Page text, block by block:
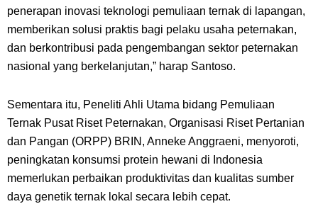
penerapan inovasi teknologi pemuliaan ternak di lapangan,
memberikan solusi praktis bagi pelaku usaha peternakan,
dan berkontribusi pada pengembangan sektor peternakan
nasional yang berkelanjutan,” harap Santoso.
Sementara itu, Peneliti Ahli Utama bidang Pemuliaan
Ternak Pusat Riset Peternakan, Organisasi Riset Pertanian
dan Pangan (ORPP) BRIN, Anneke Anggraeni, menyoroti,
peningkatan konsumsi protein hewani di Indonesia
memerlukan perbaikan produktivitas dan kualitas sumber
daya genetik ternak lokal secara lebih cepat.